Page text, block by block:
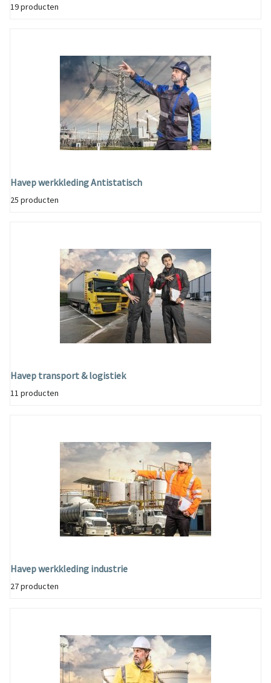
19 producten
Havep werkkleding Antistatisch
25 producten
Havep transport & logistiek
11 producten
Havep werkkleding industrie
27 producten